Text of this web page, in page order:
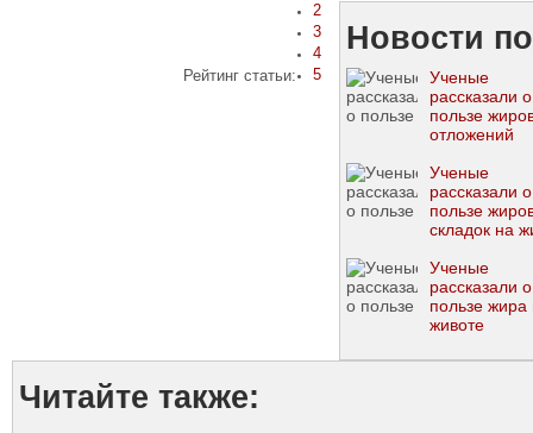
Рейтинг статьи:
2
3
4
5
Новости
Ученые
рассказали о
пользе
отложений
Ученые
рассказали о
пользе
складок на
Ученые
рассказали о
пользе жира
животе
Читайте также: